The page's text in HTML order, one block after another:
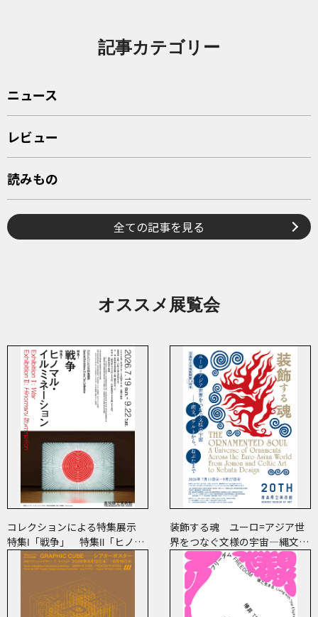
記事カテゴリー
ニュース
レビュー
読みもの
全ての記事を見る
オススメ展覧会
コレクションによる特集展示
特集Ⅰ「戦争」 特集Ⅱ「ヒノマ
ル・イルミネーション」
装飾する魂 ユーロ=アジア世
界をつなぐ文様の宇宙―縄文、
ケルトから、ねぶたまで